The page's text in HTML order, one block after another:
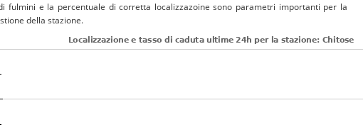
fulmini e la percentuale di corretta localizzazoine sono parametri importanti per la
della stazione.